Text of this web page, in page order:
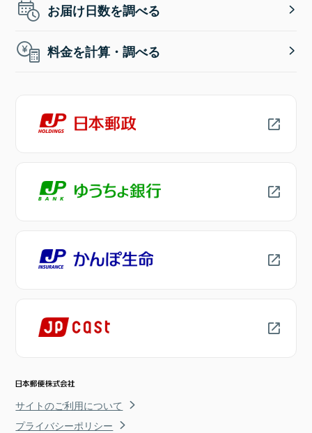
お届け日数を調べる
料金を計算・調べる
サイトのご利用について
プライバシーポリシー